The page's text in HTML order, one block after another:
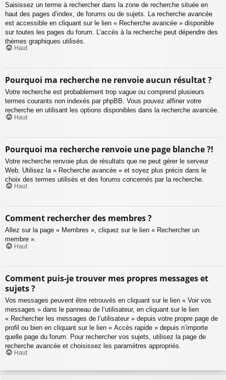
Saisissez un terme à rechercher dans la zone de recherche située en
haut des pages d’index, de forums ou de sujets. La recherche avancée
est accessible en cliquant sur le lien « Recherche avancée » disponible
sur toutes les pages du forum. L’accès à la recherche peut dépendre des
thèmes graphiques utilisés.
Haut
Pourquoi ma recherche ne renvoie aucun résultat ?
Votre recherche est probablement trop vague ou comprend plusieurs
termes courants non indexés par phpBB. Vous pouvez affiner votre
recherche en utilisant les options disponibles dans la recherche avancée.
Haut
Pourquoi ma recherche renvoie une page blanche ?!
Votre recherche renvoie plus de résultats que ne peut gérer le serveur
Web. Utilisez la « Recherche avancée » et soyez plus précis dans le
choix des termes utilisés et des forums concernés par la recherche.
Haut
Comment rechercher des membres ?
Allez sur la page « Membres », cliquez sur le lien « Rechercher un
membre ».
Haut
Comment puis-je trouver mes propres messages et
sujets ?
Vos messages peuvent être retrouvés en cliquant sur le lien « Voir vos
messages » dans le panneau de l’utilisateur, en cliquant sur le lien
« Rechercher les messages de l’utilisateur » depuis votre propre page de
profil ou bien en cliquant sur le lien « Accès rapide » depuis n’importe
quelle page du forum. Pour rechercher vos sujets, utilisez la page de
recherche avancée et choisissez les paramètres appropriés.
Haut